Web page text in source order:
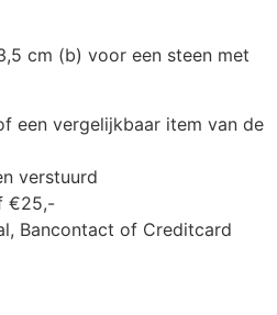
cm (b) voor een steen met
een vergelijkbaar item van de
verstuurd
€25,-
Bancontact of Creditcard